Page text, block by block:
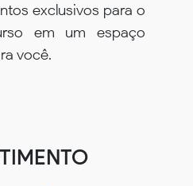
exclusivos para o
em um espaço
você.